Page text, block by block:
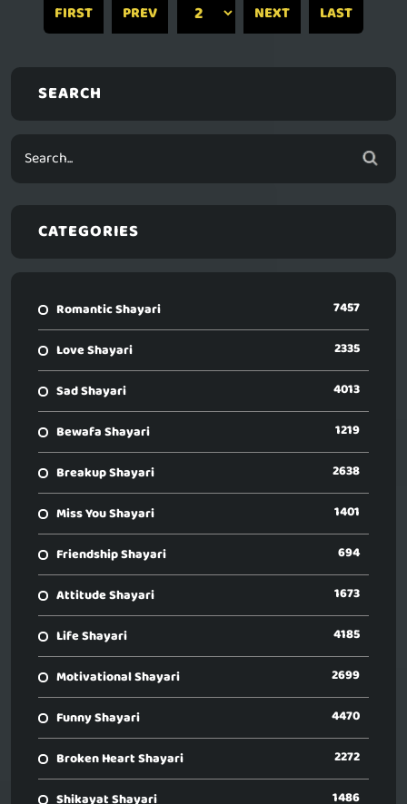
FIRST PREV NEXT LAST
SEARCH
CATEGORIES
Romantic Shayari 7457
Love Shayari 2335
Sad Shayari 4013
Bewafa Shayari 1219
Breakup Shayari 2638
Miss You Shayari 1401
Friendship Shayari 694
Attitude Shayari 1673
Life Shayari 4185
Motivational Shayari 2699
Funny Shayari 4470
Broken Heart Shayari 2272
Shikayat Shayari 1486